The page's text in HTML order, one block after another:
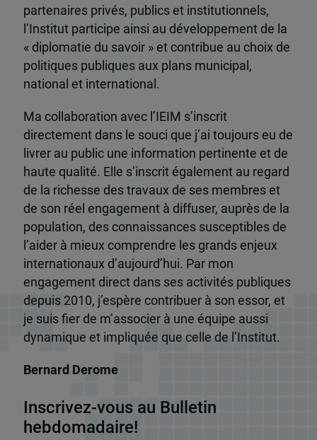
partenaires privés, publics et institutionnels,
l’Institut participe ainsi au développement de la
« diplomatie du savoir » et contribue au choix de
politiques publiques aux plans municipal,
national et international.
Ma collaboration avec l’IEIM s’inscrit
directement dans le souci que j’ai toujours eu de
livrer au public une information pertinente et de
haute qualité. Elle s’inscrit également au regard
de la richesse des travaux de ses membres et
de son réel engagement à diffuser, auprès de la
population, des connaissances susceptibles de
l’aider à mieux comprendre les grands enjeux
internationaux d’aujourd’hui. Par mon
engagement direct dans ses activités publiques
depuis 2010, j’espère contribuer à son essor, et
je suis fier de m’associer à une équipe aussi
dynamique et impliquée que celle de l’Institut.
Bernard Derome
Inscrivez-vous au Bulletin
hebdomadaire!